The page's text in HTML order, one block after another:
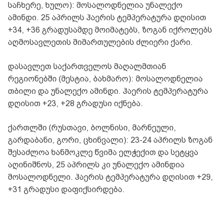
საჩხერე, ხულო): მოსალოდნელია უნალექო
ამინდი. 25 აპრილს ჰაერის ტემპერატურა დღისით
+34, +36 გრადუსამდე მოიმატებს, ზოგან იქროლებს
აღმოსავლეთის მიმართულების ძლიერი ქარი.
დასავლეთ საქართველოს მაღალმთიან
რეგიონებში (მესტია, ბახმარო): მოსალოდნელია
თბილი და უნალექო ამინდი. ჰაერის ტემპერატურა
დღისით +23, +28 გრადუსი იქნება.
ქართლში (რუსთავი, ბოლნისი, მარნეული,
გარდაბანი, გორი, ცხინვალი): 23-24 აპრილს ზოგან
შესაძლოა ხანმოკლე წვიმა ელჭექით და სეტყვა
აღინიშნოს, 25 აპრილს კი უნალექო ამინდია
მოსალოდნელი. ჰაერის ტემპერატურა დღისით +29,
+31 გრადუსი დაფიქსირდება.